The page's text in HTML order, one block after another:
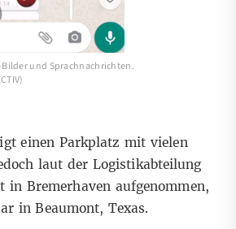
und Sprachnachrichten.
einen Parkplatz mit vielen
laut der Logistikabteilung
in Bremerhaven aufgenommen,
in Beaumont, Texas.